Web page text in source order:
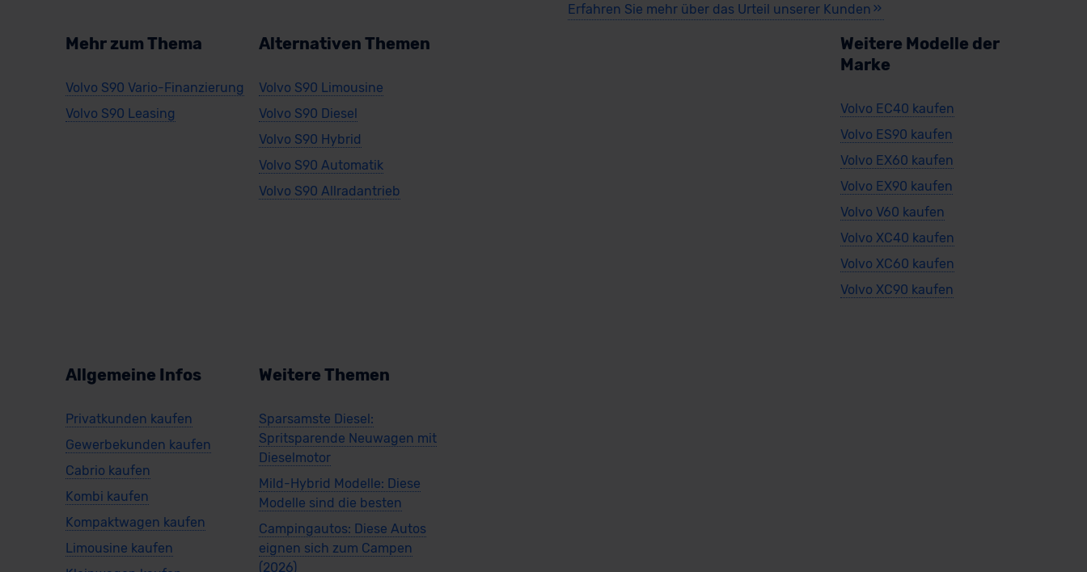
Erfahren Sie mehr über das Urteil unserer Kunden
Mehr zum Thema
Volvo S90 Vario-Finanzierung
Volvo S90 Leasing
Alternativen Themen
Volvo S90 Limousine
Volvo S90 Diesel
Volvo S90 Hybrid
Volvo S90 Automatik
Volvo S90 Allradantrieb
Weitere Modelle der
Marke
Volvo EC40 kaufen
Volvo ES90 kaufen
Volvo EX60 kaufen
Volvo EX90 kaufen
Volvo V60 kaufen
Volvo XC40 kaufen
Volvo XC60 kaufen
Volvo XC90 kaufen
Allgemeine Infos
Privatkunden kaufen
Gewerbekunden kaufen
Cabrio kaufen
Kombi kaufen
Kompaktwagen kaufen
Limousine kaufen
Weitere Themen
Sparsamste Diesel:
Spritsparende Neuwagen mit
Dieselmotor
Mild-Hybrid Modelle: Diese
Modelle sind die besten
Campingautos: Diese Autos
eignen sich zum Campen
(2026)